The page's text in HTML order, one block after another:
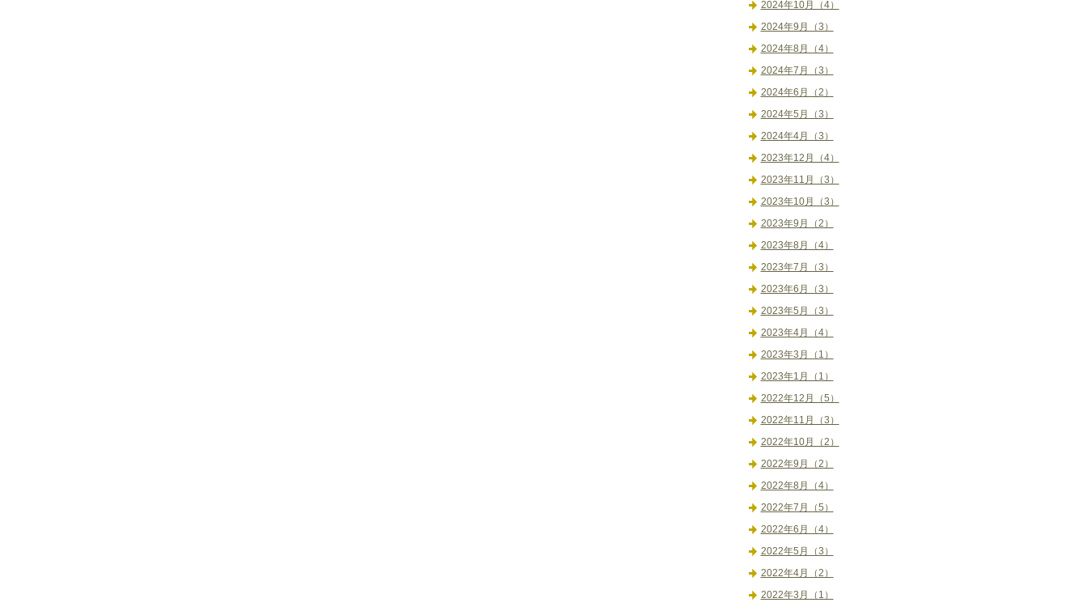
2024年10月（4）
2024年9月（3）
2024年8月（4）
2024年7月（3）
2024年6月（2）
2024年5月（3）
2024年4月（3）
2023年12月（4）
2023年11月（3）
2023年10月（3）
2023年9月（2）
2023年8月（4）
2023年7月（3）
2023年6月（3）
2023年5月（3）
2023年4月（4）
2023年3月（1）
2023年1月（1）
2022年12月（5）
2022年11月（3）
2022年10月（2）
2022年9月（2）
2022年8月（4）
2022年7月（5）
2022年6月（4）
2022年5月（3）
2022年4月（2）
2022年3月（1）